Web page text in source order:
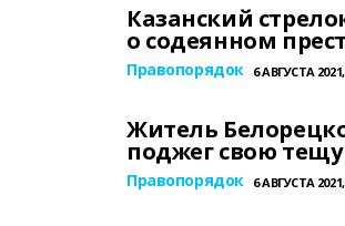
Казанский
о содеянном
Правопорядок 6 АВГУСТА
Житель
поджег свою тещу
Правопорядок 6 АВГУСТА